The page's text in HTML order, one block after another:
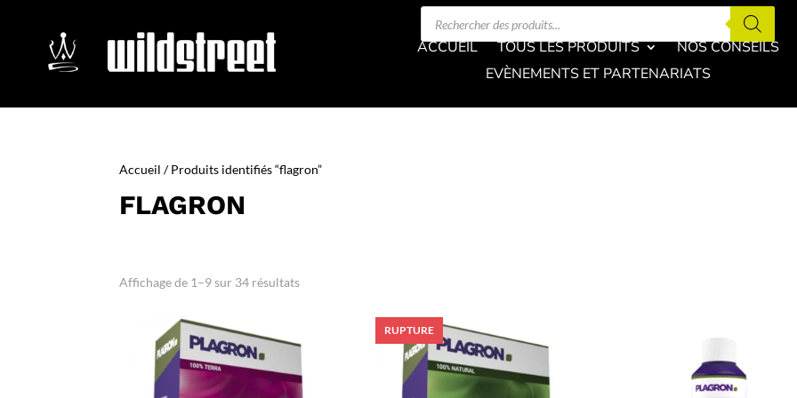
Recherche
ACCUEIL TOUS LES PRODUITS
NOS CONSEILS
EVÈNEMENTS ET PARTENARIATS
Accueil / Produits identifiés “flagron”
FLAGRON
Affichage de 1–9 sur 34 résultats